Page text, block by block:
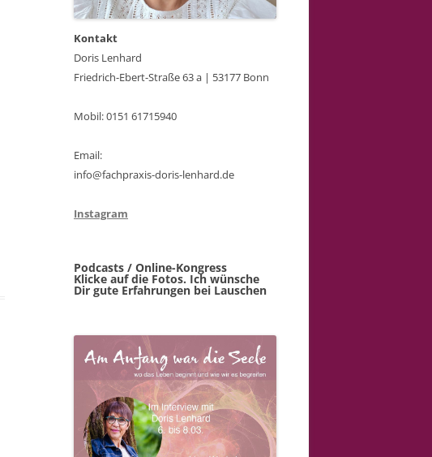
Kontakt
Doris Lenhard
Friedrich-Ebert-Straße 63 a | 53177 Bonn
Mobil: 0151 61715940
Email:
info@fachpraxis-doris-lenhard.de
Instagram
Podcasts / Online-Kongress
Klicke auf die Fotos. Ich wünsche
Dir gute Erfahrungen bei Lauschen